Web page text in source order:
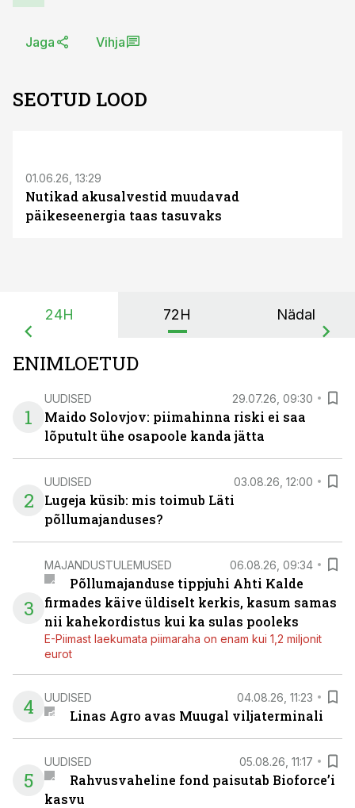
Jaga Vihja
SEOTUD LOOD
01.06.26, 13:29
Nutikad akusalvestid muudavad
päikeseenergia taas tasuvaks
24H 72H Nädal
ENIMLOETUD
1
UUDISED 29.07.26, 09:30
Maido Solovjov: piimahinna riski ei saa
lõputult ühe osapoole kanda jätta
2
UUDISED 03.08.26, 12:00
Lugeja küsib: mis toimub Läti
põllumajanduses?
3
MAJANDUSTULEMUSED 06.08.26, 09:34
Põllumajanduse tippjuhi Ahti Kalde
firmades käive üldiselt kerkis, kasum samas
nii kahekordistus kui ka sulas pooleks
E-Piimast laekumata piimaraha on enam kui 1,2 miljonit
eurot
4 UUDISED 04.08.26, 11:23
Linas Agro avas Muugal viljaterminali
5
UUDISED 05.08.26, 11:17
Rahvusvaheline fond paisutab Bioforce’i
kasvu